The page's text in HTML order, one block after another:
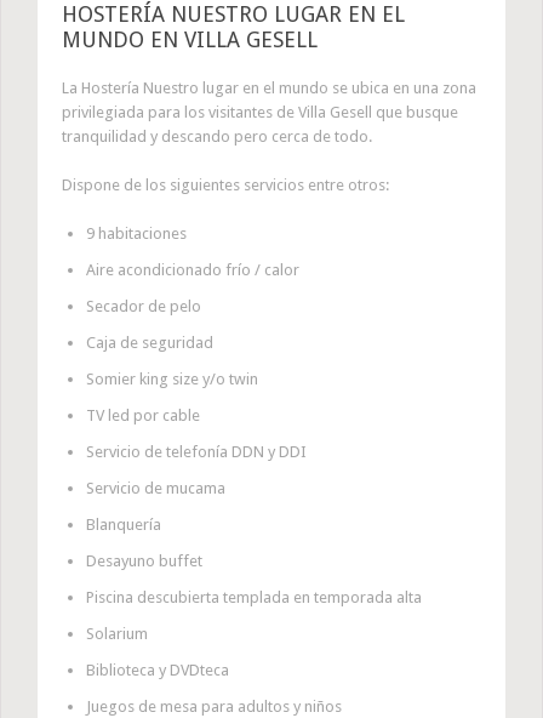
HOSTERÍA NUESTRO LUGAR EN EL
MUNDO EN VILLA GESELL
La Hostería Nuestro lugar en el mundo se ubica en una zona
privilegiada para los visitantes de Villa Gesell que busque
tranquilidad y descando pero cerca de todo.
Dispone de los siguientes servicios entre otros:
9 habitaciones
Aire acondicionado frío / calor
Secador de pelo
Caja de seguridad
Somier king size y/o twin
TV led por cable
Servicio de telefonía DDN y DDI
Servicio de mucama
Blanquería
Desayuno buffet
Piscina descubierta templada en temporada alta
Solarium
Biblioteca y DVDteca
Juegos de mesa para adultos y niños